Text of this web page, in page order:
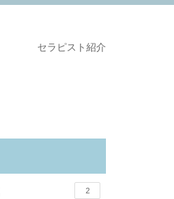
セラピスト紹介
2